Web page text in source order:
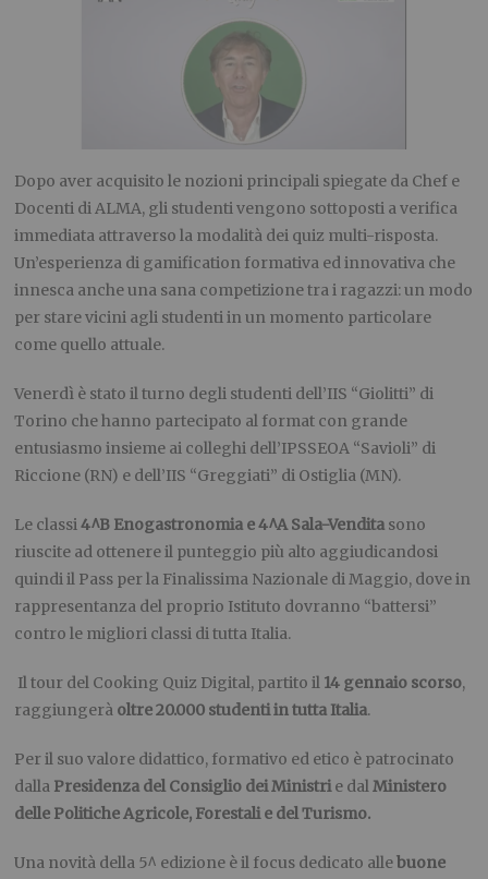
Dopo aver acquisito le nozioni principali spiegate da Chef e
Docenti di ALMA, gli studenti vengono sottoposti a verifica
immediata attraverso la modalità dei quiz multi-risposta.
Un’esperienza di gamification formativa ed innovativa che
innesca anche una sana competizione tra i ragazzi: un modo
per stare vicini agli studenti in un momento particolare
come quello attuale.
Venerdì è stato il turno degli studenti dell’IIS “Giolitti” di
Torino che hanno partecipato al format con grande
entusiasmo insieme ai colleghi dell’IPSSEOA “Savioli” di
Riccione (RN) e dell’IIS “Greggiati” di Ostiglia (MN).
Le classi4^B Enogastronomia e 4^A Sala-Vendita sono
riuscite ad ottenere il punteggio più alto aggiudicandosi
quindi il Pass per la Finalissima Nazionale di Maggio, dove in
rappresentanza del proprio Istituto dovranno “battersi”
contro le migliori classi di tutta Italia.
Il tour del Cooking Quiz Digital, partito il 14 gennaio scorso,
raggiungerà oltre 20.000 studenti in tutta Italia.
Per il suo valore didattico, formativo ed etico è patrocinato
dalla Presidenza del Consiglio dei Ministrie dalMinistero
delle Politiche Agricole, Forestali e del Turismo.
Una novità della 5^ edizione è il focus dedicato allebuone